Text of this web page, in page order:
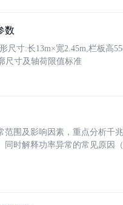
数
尺寸:长13m×宽2.45m,栏板高
尺寸及轴荷限值标准
围及影响因素，重点分析千
同时解释功率异常的常见原因